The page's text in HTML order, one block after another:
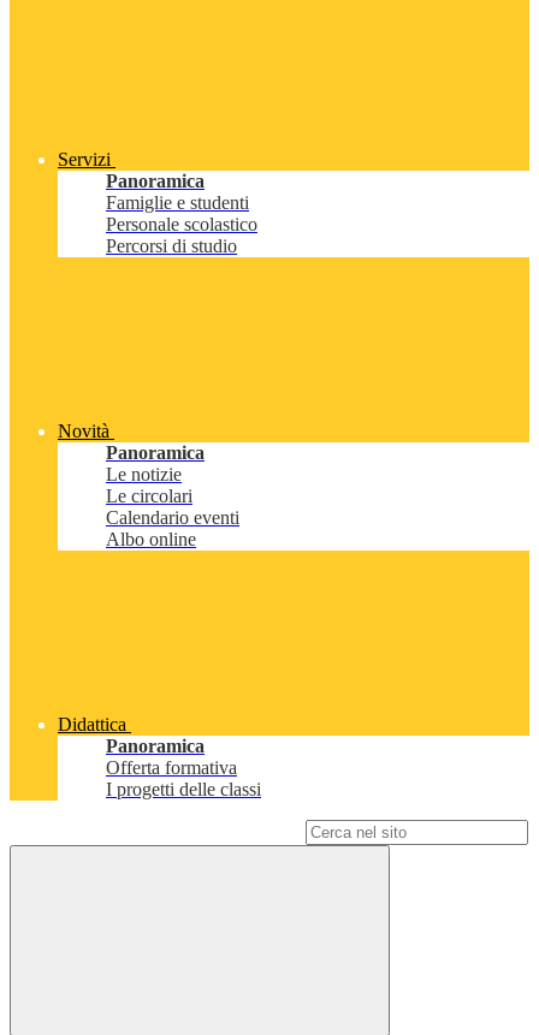
Servizi
Panoramica
Famiglie e studenti
Personale scolastico
Percorsi di studio
Novità
Panoramica
Le notizie
Le circolari
Calendario eventi
Albo online
Didattica
Panoramica
Offerta formativa
I progetti delle classi